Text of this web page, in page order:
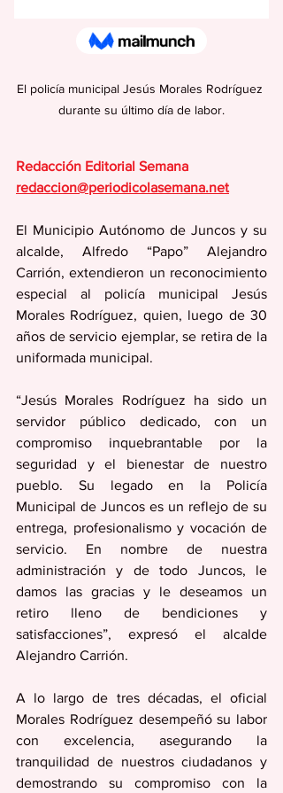
El policía municipal Jesús Morales Rodríguez
durante su último día de labor.
Redacción Editorial Semana
redaccion@periodicolasemana.net
El Municipio Autónomo de Juncos y su
alcalde, Alfredo “Papo” Alejandro
Carrión, extendieron un reconocimiento
especial al policía municipal Jesús
Morales Rodríguez, quien, luego de 30
años de servicio ejemplar, se retira de la
uniformada municipal.
“Jesús Morales Rodríguez ha sido un
servidor público dedicado, con un
compromiso inquebrantable por la
seguridad y el bienestar de nuestro
pueblo. Su legado en la Policía
Municipal de Juncos es un reflejo de su
entrega, profesionalismo y vocación de
servicio. En nombre de nuestra
administración y de todo Juncos, le
damos las gracias y le deseamos un
retiro lleno de bendiciones y
satisfacciones”, expresó el alcalde
Alejandro Carrión.
A lo largo de tres décadas, el oficial
Morales Rodríguez desempeñó su labor
con excelencia, asegurando la
tranquilidad de nuestros ciudadanos y
demostrando su compromiso con la